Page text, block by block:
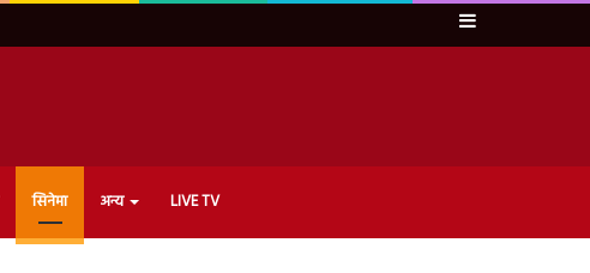
Sidebar
सिनेमा अन्य LIVE TV